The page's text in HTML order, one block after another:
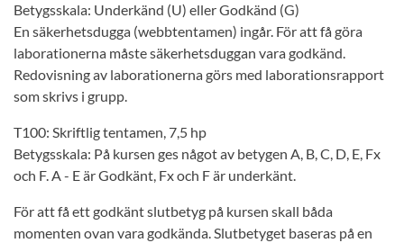
Betygsskala: Underkänd (U) eller Godkänd (G)
En säkerhetsdugga (webbtentamen) ingår. För att få göra
laborationerna måste säkerhetsduggan vara godkänd.
Redovisning av laborationerna görs med laborationsrapport
som skrivs i grupp.
T100: Skriftlig tentamen, 7,5 hp
Betygsskala: På kursen ges något av betygen A, B, C, D, E, Fx
och F. A - E är Godkänt, Fx och F är underkänt.
För att få ett godkänt slutbetyg på kursen skall båda
momenten ovan vara godkända. Slutbetyget baseras på en